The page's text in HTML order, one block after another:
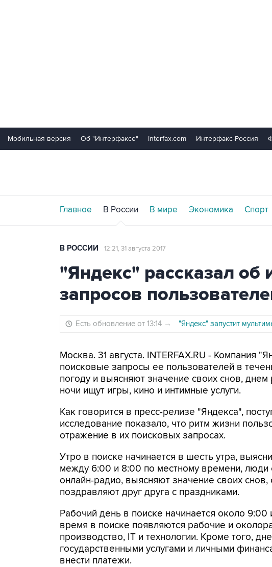
Мобильная версия Об "Интерфаксе" Interfax.com Интерфакс-Россия
Главное В России В мире Экономика Спорт
В РОССИИ 12:21, 31 августа 2017
"Яндекс" рассказал об
запросов
Есть обновление от 13:14 → "Яндекс" запустит
Москва. 31 августа. INTERFAX.RU - Компания
поисковые запросы ее пользователей в
погоду и выясняют значение своих снов,
ночи ищут игры, кино и интимные услуги.
Как говорится в пресс-релизе "Яндекса",
исследование показало, что ритм жизни
отражение в их поисковых запросах.
Утро в поиске начинается в шесть утра,
между 6:00 и 8:00 по местному времени,
онлайн-радио, выясняют значение своих
поздравляют друг друга с праздниками.
Рабочий день в поиске начинается около 9:00
время в поиске появляются рабочие и
производство, IT и технологии. Кроме того,
государственными услугами и личными
внести платежи.